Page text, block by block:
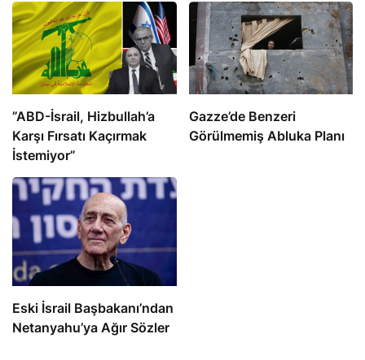
​​​​​​​”ABD-İsrail, Hizbullah’a
Karşı Fırsatı Kaçırmak
İstemiyor”
​​​​​​​Gazze’de Benzeri
Görülmemiş Abluka Planı
Eski İsrail Başbakanı’ndan
Netanyahu’ya Ağır Sözler